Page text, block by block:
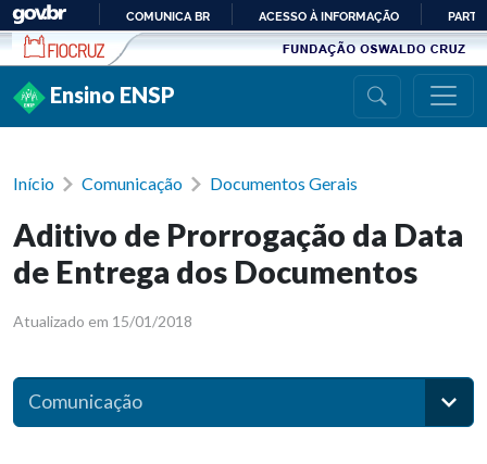
Ir para conteúdo
PARA
COMUNICA BR ACESSO À INFORMAÇÃO
Ensino ENSP
Início Comunicação Documentos Gerais
Aditivo de Prorrogação da Data
de Entrega dos Documentos
Atualizado em 15/01/2018
Comunicação